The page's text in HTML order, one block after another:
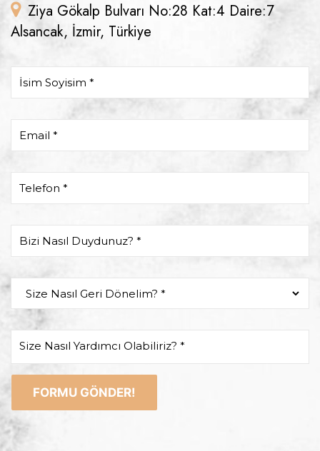
Ziya Gökalp Bulvarı No:28 Kat:4 Daire:7
Alsancak, İzmir, Türkiye
İsim Soyisim *
Email *
Telefon *
Bizi Nasıl Duydunuz? *
Size Nasıl Yardımcı Olabiliriz? *
FORMU GÖNDER!